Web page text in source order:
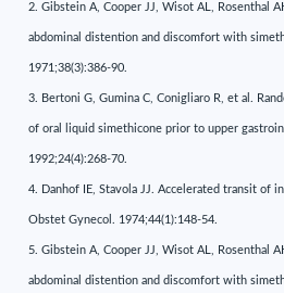
2. Gibstein A, Cooper JJ, Wisot AL, Rosenthal
abdominal distention and discomfort with
1971;38(3):386-90.
3. Bertoni G, Gumina C, Conigliaro R, et al.
of oral liquid simethicone prior to upper
1992;24(4):268-70.
4. Danhof IE, Stavola JJ. Accelerated transit of
Obstet Gynecol. 1974;44(1):148-54.
5. Gibstein A, Cooper JJ, Wisot AL, Rosenthal
abdominal distention and discomfort with